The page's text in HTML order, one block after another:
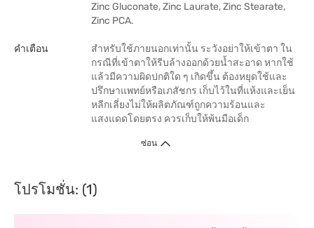
Zinc Gluconate, Zinc Laurate, Zinc Stearate,
Zinc PCA.
คำเตือน
สำหรับใช้ภายนอกเท่านั้น ระวังอย่าให้เข้าตา ใน
กรณีที่เข้าตาให้รีบล้างออกด้วยน้ำสะอาด หากใช้
แล้วมีความผิดปกติใด ๆ เกิดขึ้น ต้องหยุดใช้และ
ปรึกษาแพทย์หรือเภสัชกร เก็บไว้ในที่แห้งและเย็น
หลีกเลี่ยงไม่ให้ผลิตภัณฑ์ถูกความร้อนและ
แสงแดดโดยตรง ควรเก็บให้พ้นมือเด็ก
ซ่อน
โปรโมชั่น: (1)